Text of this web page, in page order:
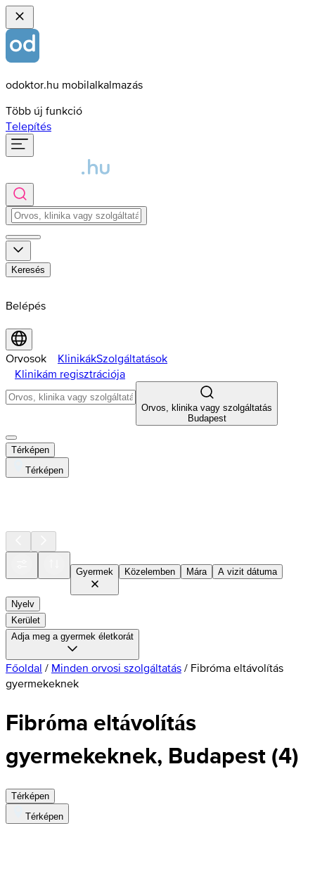
odoktor.hu mobilalkalmazás
Több új funkció
Telepítés
Keresés
Belépés
Orvosok KlinikákSzolgáltatások
Klinikám regisztrációja
Orvos, klinika vagy szolgáltatás
Budapest
Térképen
Térképen
Gyermek Közelemben Mára A vizit dátuma
Nyelv
Kerület
Adja meg a gyermek életkorát
Főoldal / Minden orvosi szolgáltatás / Fibróma eltávolítás
gyermekeknek
Fibróma eltávolítás
gyermekeknek, Budapest(4)
Térképen
Térképen